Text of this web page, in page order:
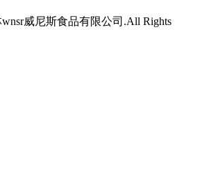
威尼斯食品有限公司.All Rights